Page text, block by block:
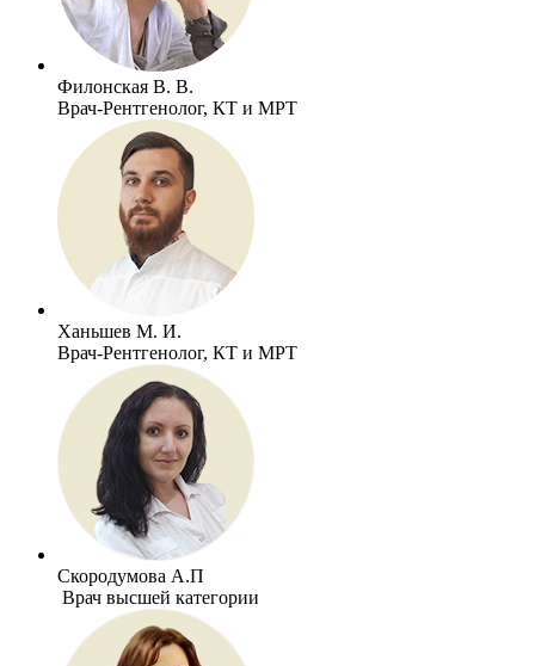
Филонская В. В.
Врач-Рентгенолог, КТ и МРТ
Ханьшев М. И.
Врач-Рентгенолог, КТ и МРТ
Скородумова А.П
Врач высшей категории